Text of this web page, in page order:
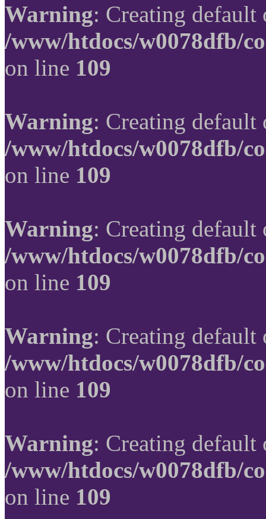
Warning: Creating
/www/htdocs/w0078dfb/
on line 109
Warning: Creating
/www/htdocs/w0078dfb/
on line 109
Warning: Creating
/www/htdocs/w0078dfb/
on line 109
Warning: Creating
/www/htdocs/w0078dfb/
on line 109
Warning: Creating
/www/htdocs/w0078dfb/
on line 109